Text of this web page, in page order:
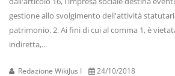
gestione allo svolgimento dell'attività
patrimonio. 2. Ai fini di cui al comma 1, è
indiretta,...
Redazione WikiJus I 24/10/2018